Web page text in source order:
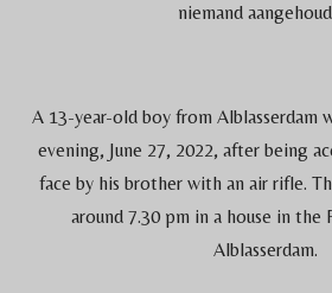
niemand
A 13-year-old boy from Alblasserdam
evening, June 27, 2022, after being
face by his brother with an air rifle.
around 7.30 pm in a house in the
Alblasserdam.